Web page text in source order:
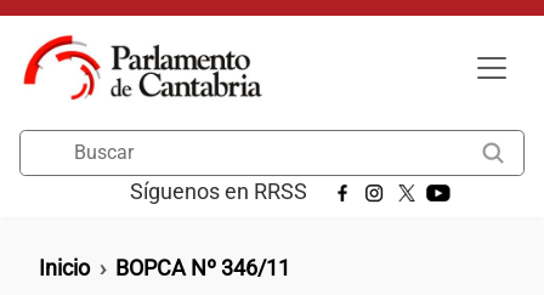
Pasar al contenido principal
Síguenos en RRSS
Ruta de navegación
Inicio BOPCA Nº 346/11